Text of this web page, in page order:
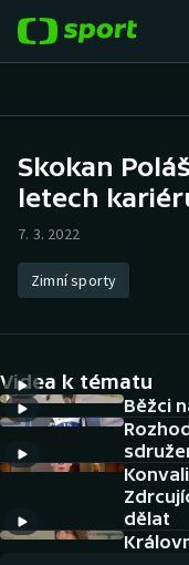
Hokej
Atletika
DALŠÍ SPORTY
Americký fotbal
Baseball a softbal
NEPŘEHLÉDNĚTE
Skokan
letech
7. 3. 2022
Zimní sporty
Videa k tématu
Běžci
dělat